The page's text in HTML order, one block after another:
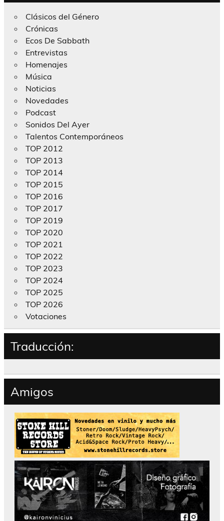
Clásicos del Género
Crónicas
Ecos De Sabbath
Entrevistas
Homenajes
Música
Noticias
Novedades
Podcast
Sonidos Del Ayer
Talentos Contemporáneos
TOP 2012
TOP 2013
TOP 2014
TOP 2015
TOP 2016
TOP 2017
TOP 2019
TOP 2020
TOP 2021
TOP 2022
TOP 2023
TOP 2024
TOP 2025
TOP 2026
Votaciones
Traducción:
Amigos